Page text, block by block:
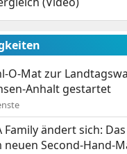
O-Mat zur
Anhalt gestartet
Family ändert sich:
neuen Second-Hand-